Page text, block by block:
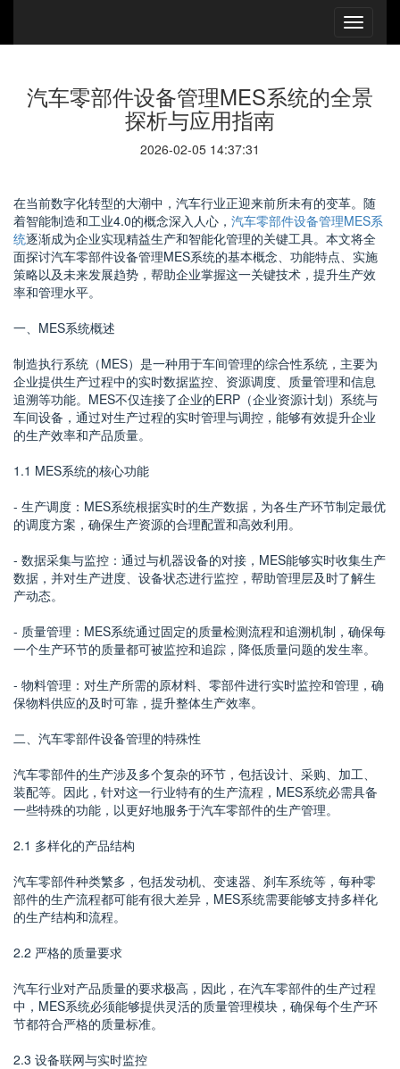
汽车零部件设备管理MES系统的全景
探析与应用指南
2026-02-05 14:37:31
在当前数字化转型的大潮中，汽车行业正迎来前所未有的变革。随
着智能制造和工业4.0的概念深入人心， 汽车零部件设备管理MES系
统逐渐成为企业实现精益生产和智能化管理的关键工具。本文将全
面探讨汽车零部件设备管理MES系统的基本概念、功能特点、实施
策略以及未来发展趋势，帮助企业掌握这一关键技术，提升生产效
率和管理水平。
一、MES系统概述
制造执行系统（MES）是一种用于车间管理的综合性系统，主要为
企业提供生产过程中的实时数据监控、资源调度、质量管理和信息
追溯等功能。MES不仅连接了企业的ERP（企业资源计划）系统与
车间设备，通过对生产过程的实时管理与调控，能够有效提升企业
的生产效率和产品质量。
1.1 MES系统的核心功能
- 生产调度：MES系统根据实时的生产数据，为各生产环节制定最优
的调度方案，确保生产资源的合理配置和高效利用。
- 数据采集与监控：通过与机器设备的对接，MES能够实时收集生产
数据，并对生产进度、设备状态进行监控，帮助管理层及时了解生
产动态。
- 质量管理：MES系统通过固定的质量检测流程和追溯机制，确保每
一个生产环节的质量都可被监控和追踪，降低质量问题的发生率。
- 物料管理：对生产所需的原材料、零部件进行实时监控和管理，确
保物料供应的及时可靠，提升整体生产效率。
二、汽车零部件设备管理的特殊性
汽车零部件的生产涉及多个复杂的环节，包括设计、采购、加工、
装配等。因此，针对这一行业特有的生产流程，MES系统必需具备
一些特殊的功能，以更好地服务于汽车零部件的生产管理。
2.1 多样化的产品结构
汽车零部件种类繁多，包括发动机、变速器、刹车系统等，每种零
部件的生产流程都可能有很大差异，MES系统需要能够支持多样化
的生产结构和流程。
2.2 严格的质量要求
汽车行业对产品质量的要求极高，因此，在汽车零部件的生产过程
中，MES系统必须能够提供灵活的质量管理模块，确保每个生产环
节都符合严格的质量标准。
2.3 设备联网与实时监控